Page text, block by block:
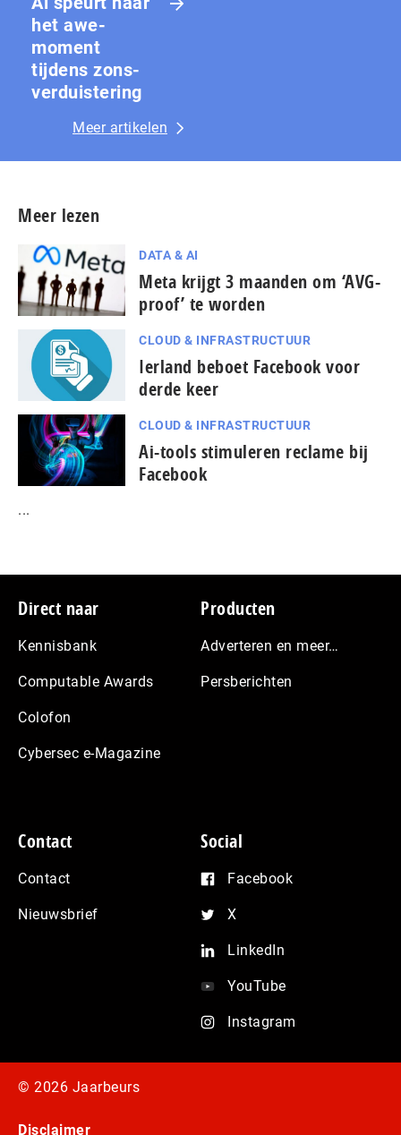
het awe-
moment
tijdens zons­
ver­duis­te­ring
Meer artikelen
Meer lezen
DATA & AI
Meta krijgt 3 maanden om ‘AVG-
proof’ te worden
CLOUD & INFRASTRUCTUUR
Ierland beboet Facebook voor
derde keer
CLOUD & INFRASTRUCTUUR
Ai-tools stimuleren reclame bij
Facebook
...
Footer
Direct naar
Kennisbank
Computable Awards
Colofon
Cybersec e-Magazine
Producten
Adverteren en meer…
Persberichten
Contact
Contact
Nieuwsbrief
Social
Facebook
X
LinkedIn
YouTube
Instagram
© 2026 Jaarbeurs
Disclaimer